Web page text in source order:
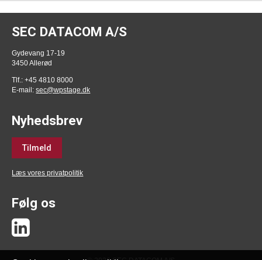
SEC DATACOM A/S
Gydevang 17-19
3450 Allerød
Tlf.: +45 4810 8000
E-mail:sec@wpstage.dk
Nyhedsbrev
Tilmeld
Læs vores privatpolitik
Følg os